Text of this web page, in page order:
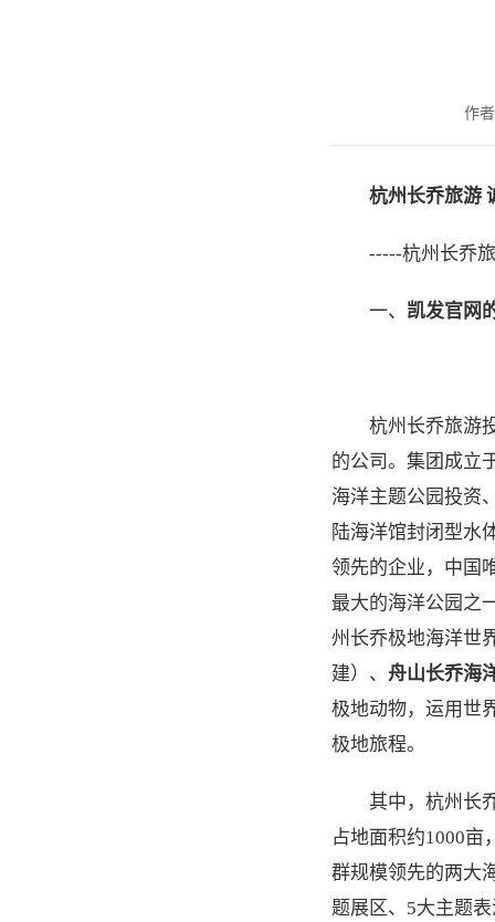
作
杭州长乔旅游
-----杭州长乔
一、 凯发官网
杭州长乔旅游
的公司。集团成立
海洋主题公园投资
陆海洋馆封闭型水
领先的企业，中国
最大的海洋公园之
州长乔极地海洋世
建）、 舟山长乔海
极地动物，运用世
极地旅程。
其中，杭州长
占地面积约1000亩
群规模领先的两大
题展区、5大主题